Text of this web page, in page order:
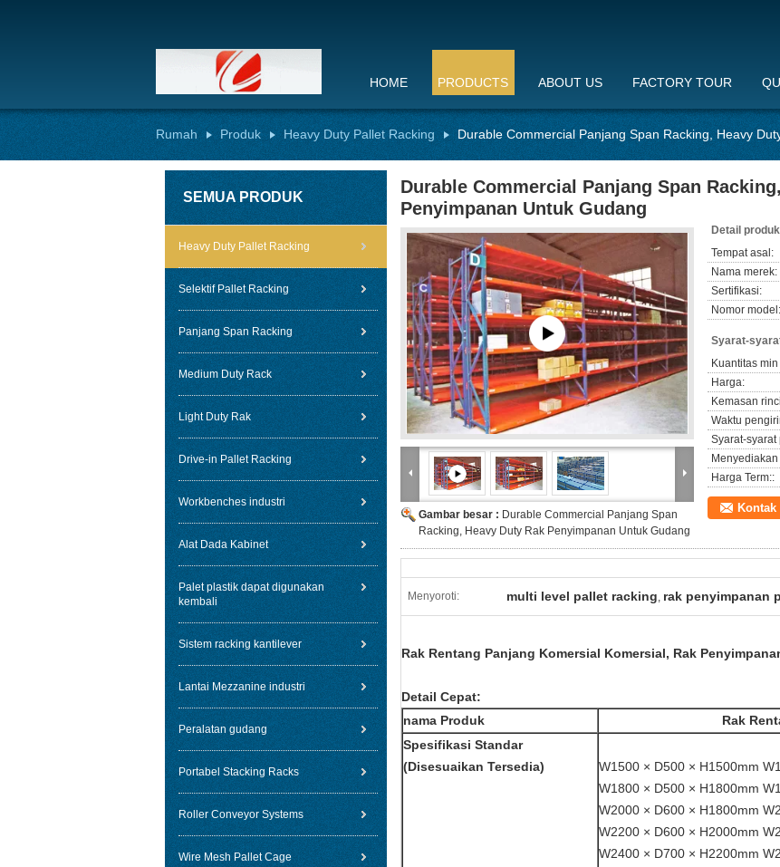
HOME PRODUCTS ABOUT US FACTORY TOUR
Rumah Produk Heavy Duty Pallet Racking Durable Commercial Panjang Span Racking, Heavy
SEMUA PRODUK
Heavy Duty Pallet Racking
Selektif Pallet Racking
Panjang Span Racking
Medium Duty Rack
Light Duty Rak
Drive-in Pallet Racking
Workbenches industri
Alat Dada Kabinet
Palet plastik dapat digunakan
kembali
Sistem racking kantilever
Lantai Mezzanine industri
Peralatan gudang
Portabel Stacking Racks
Roller Conveyor Systems
Wire Mesh Pallet Cage
Durable Commercial Panjang Span
Penyimpanan Untuk Gudang
Gambar besar : Durable Commercial Panjang Span
Racking, Heavy Duty Rak Penyimpanan Untuk Gudang
Detail
Tempat asal:
Nama merek:
Sertifikasi:
Nomor model:
Syarat-
Kuantitas
Harga:
Kemasan
Waktu
Syarat-
Harga Term::
Kontak
Menyoroti: multi level pallet racking, rak penyimpanan
Rak Rentang Panjang Komersial Komersial, Rak
Detail Cepat:
nama Produk
Rak
Spesifikasi Standar
(Disesuaikan Tersedia)
W1500 × D500 × H1500mm
W1800 × D500 × H1800mm
W2000 × D600 × H1800mm
W2200 × D600 × H2000mm
W2400 × D700 × H2200mm